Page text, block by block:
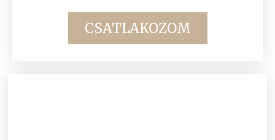
CSATLAKOZOM